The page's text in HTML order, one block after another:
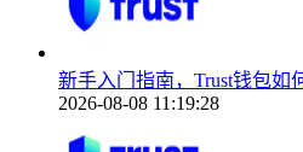
新手入门指南，Trust钱包如
2026-08-08 11:19:28